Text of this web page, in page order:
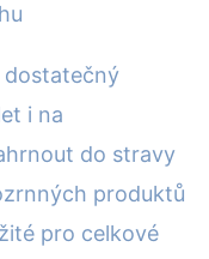
dostatečný
i na
do stravy
produktů
pro celkové